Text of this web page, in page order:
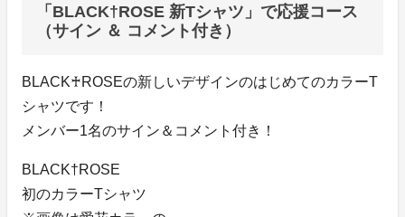
「BLACK†ROSE 新Tシャツ」で応援コース
（サイン ＆ コメント付き）
BLACK♰ROSEの新しいデザインのはじめてのカラーT
シャツです！
メンバー1名のサイン＆コメント付き！
BLACK†ROSE
初のカラーTシャツ